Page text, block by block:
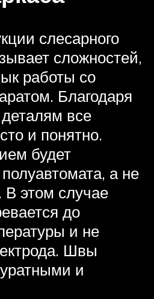
слесарного
сложностей,
работы со
Благодаря
все
и понятно.
будет
а не
В этом случае
до
и не
Швы
и